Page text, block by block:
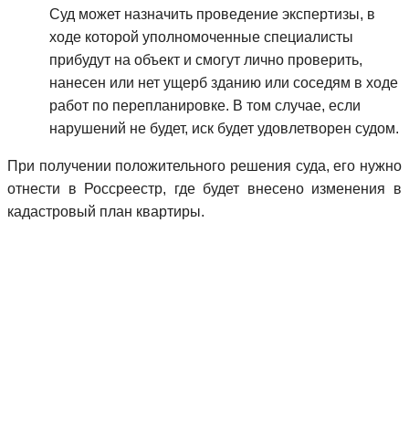
Суд может назначить проведение экспертизы, в
ходе которой уполномоченные специалисты
прибудут на объект и смогут лично проверить,
нанесен или нет ущерб зданию или соседям в ходе
работ по перепланировке. В том случае, если
нарушений не будет, иск будет удовлетворен судом.
При получении положительного решения суда, его нужно
отнести в Россреестр, где будет внесено изменения в
кадастровый план квартиры.